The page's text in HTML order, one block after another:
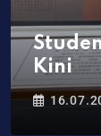
Kini